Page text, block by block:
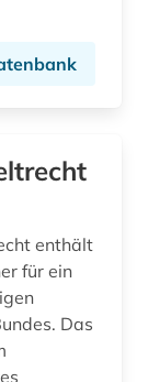
enthält
für ein
Das